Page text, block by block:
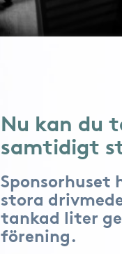
Nu kan du
samtidigt
Sponsorhuset
stora
tankad liter
förening.